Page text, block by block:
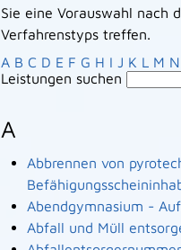
Sie eine Vorauswahl nach
Verfahrenstyps treffen.
A B C D E F G H I J K L M N
Leistungen suchen
A
Abbrennen von
Abendgymnasium -
Abfall und Müll